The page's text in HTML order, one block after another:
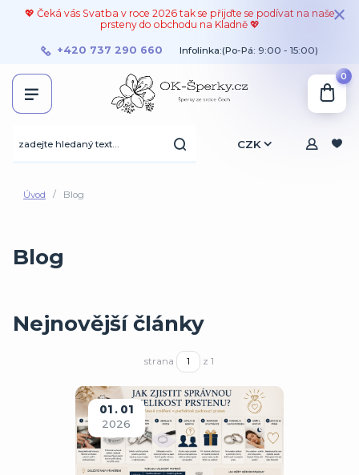
💖 Čeká vás Svatba v roce 2026 tak se přijďte se podívat na naše
prsteny do obchodu na Kladně 💖
CZK
+420 737 290 660 Infolinka:(Po-Pá: 9:00 - 15:00)
0
Úvod Blog
Blog
Nejnovější články
strana z 1
01
01
2026